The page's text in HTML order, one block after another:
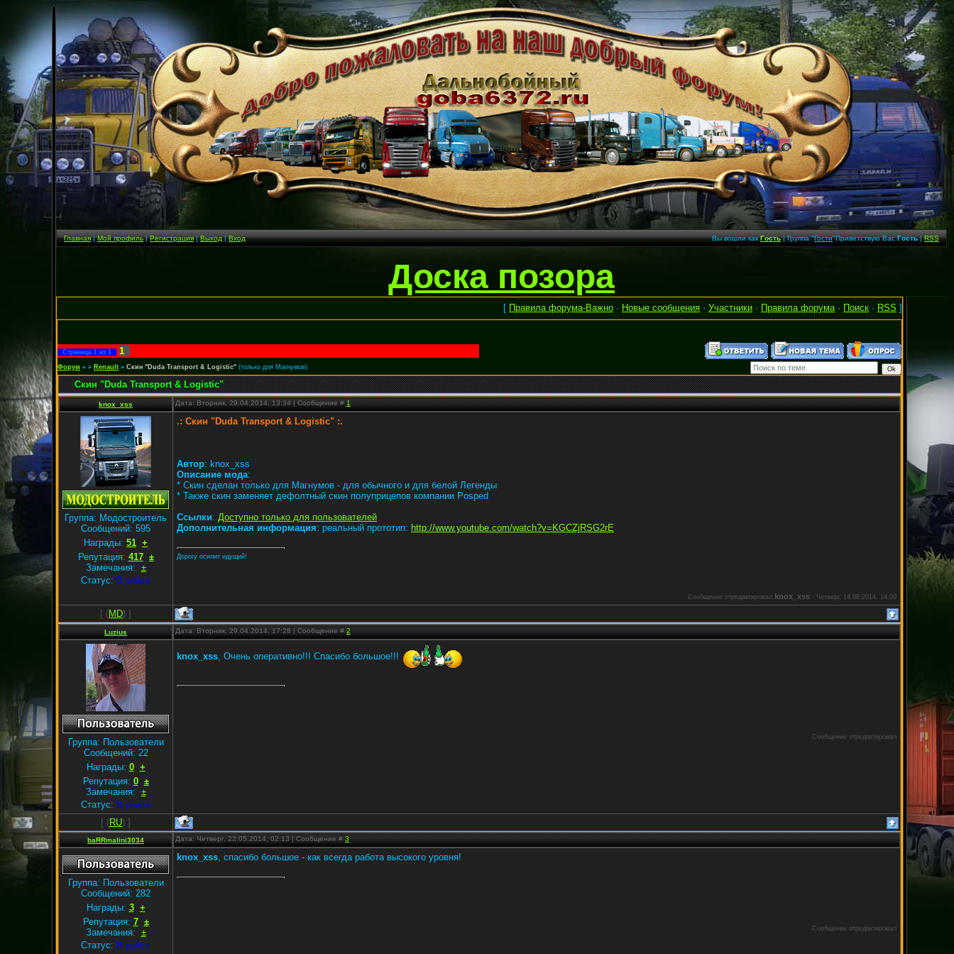
Главная|Мой профиль|Регистрация|Выход|Вход Вы вошли какГость| Группа "Гости"Приветствую ВасГость|RSS
Доска позора
[ Правила форума-Важно · Новые сообщения · Участники · Правила форума · Поиск · RSS ]
Страница 1 из 1 1
Форум » » Renault » Скин "Duda Transport & Logistic" (только для Магнумов)
Скин "Duda Transport & Logistic"
knox_xss Дата: Вторник, 29.04.2014, 13:34 | Сообщение # 1
Группа: Модостроитель
Сообщений: 595
Награды: 51 +
Репутация: 417 ±
Замечания: ±
Статус: В рейсе
.: Скин "Duda Transport & Logistic" :.
Автор: knox_xss
Описание мода:
* Скин сделан только для Магнумов - для обычного и для белой Легенды
* Также скин заменяет дефолтный скин полуприцепов компании Posped
Ссылки: Доступно только для пользователей
Дополнительная информация: реальный прототип: http://www.youtube.com/watch?v=KGCZjRSG2rE
Дорогу осилит идущий!
Сообщение отредактировал knox_xss - Четверг, 14.08.2014, 14:00
[ (MD) ]
Luzius Дата: Вторник, 29.04.2014, 17:28 | Сообщение # 2
Группа: Пользователи
Сообщений: 22
Награды: 0 +
Репутация: 0 ±
Замечания: ±
Статус: В рейсе
knox_xss, Очень оперативно!!! Спасибо большое!!!
Сообщение отредактировал
[ (RU) ]
baRRmalini3034 Дата: Четверг, 22.05.2014, 02:13 | Сообщение # 3
Группа: Пользователи
Сообщений: 282
Награды: 3 +
Репутация: 7 ±
Замечания: ±
Статус: В рейсе
knox_xss , спасибо большое - как всегда работа высокого уровня!
Сообщение отредактировал